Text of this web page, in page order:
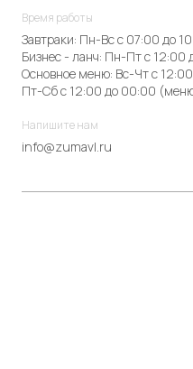
Время работы
Завтраки: Пн-Вс с 07:00 до
Бизнес - ланч: Пн-Пт с 12:00
Основное меню: Вс-Чт с
Пт-Сб с 12:00 до 00:00 (меню
Напишите нам
info@zumavl.ru